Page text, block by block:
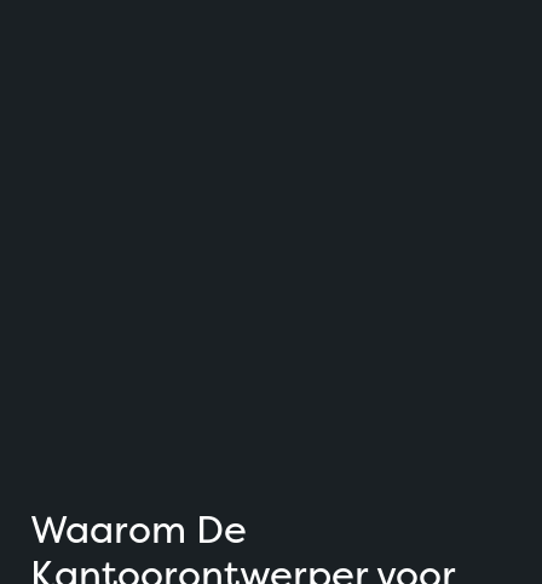
Waarom De
Kantoorontwerper voor